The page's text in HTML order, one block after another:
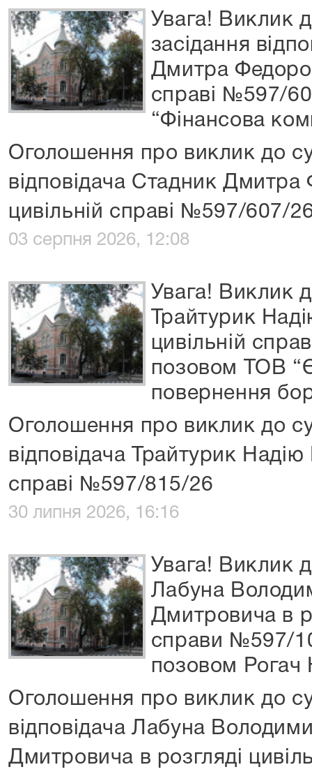
Увага! Виклик
засідання
Дмитра
справі №597/
“Фінансова
Оголошення про виклик до
відповідача Стадник
цивільній справі №597/607/
03 серпня 2026, 12:08
Увага! Виклик
Трайтурик
цивільній
позовом ТОВ
повернення
Оголошення про виклик до
відповідача Трайтурик Надію
справі №597/815/26
30 липня 2026, 16:16
Увага! Виклик
Лабуна
Дмитровича в
справи №597/
позовом Рогач
Оголошення про виклик до
відповідача Лабуна
Дмитровича в розгляді